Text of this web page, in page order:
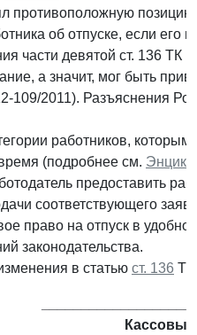
противоположную
об отпуске, если
части девятой ст. 136 ТК
а значит, мог быть
109/2011). Разъяснения
работников,
(подробнее см.
предоставить
соответствующего
право на отпуск в
законодательства.
в статью ст. 136 ТК